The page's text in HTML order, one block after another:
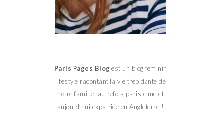
Paris Pages Blog est un blog féminin
lifestyle racontant la vie trépidante de
notre famille, autrefois parisienne et
aujourd’hui expatriée en Angleterre !